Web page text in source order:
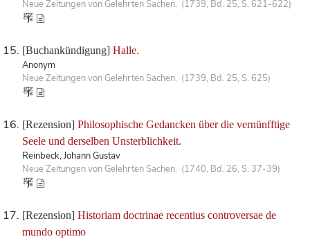
Neue Zeitungen von Gelehrten Sachen. (1739, Bd. 25, S. 621-622)
[Buchankündigung] Halle.
Anonym
Neue Zeitungen von Gelehrten Sachen. (1739, Bd. 25, S. 625)
[Rezension] Philosophische Gedancken über die vernünfftige
Seele und derselben Unsterblichkeit.
Reinbeck, Johann Gustav
Neue Zeitungen von Gelehrten Sachen. (1740, Bd. 26, S. 37-39)
[Rezension] Historiam doctrinae recentius controversae de
mundo optimo